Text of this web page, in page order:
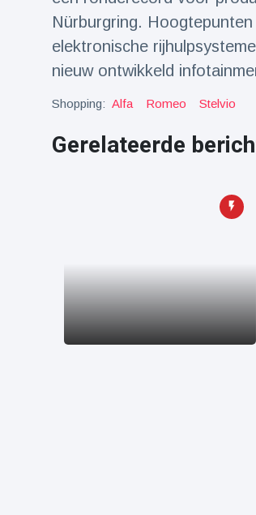
Nürburgring.
elektronische
nieuw ontwikkeld
Shopping: Alfa Romeo Stelvio
Gerelateerde